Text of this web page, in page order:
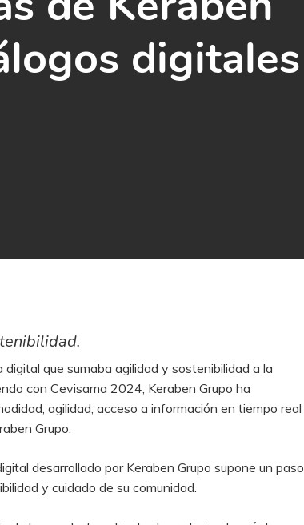
digitales
que sumaba agilidad y sostenibilidad a la
con Cevisama 2024, Keraben Grupo ha
agilidad, acceso a información en tiempo real
Grupo.
desarrollado por Keraben Grupo supone un paso
y cuidado de su comunidad.